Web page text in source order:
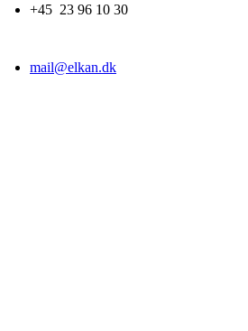
+45 23 96 10 30
mail@elkan.dk